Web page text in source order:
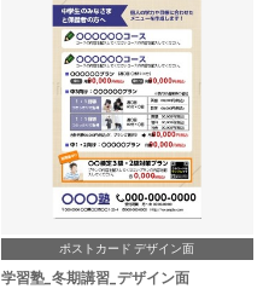
ポストカード デザイン面
学習塾_冬期講習_デザイン面